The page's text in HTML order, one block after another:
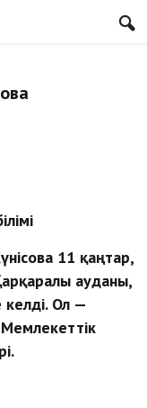
11 қаңтар,
ауданы,
Ол —
Мемлекеттік